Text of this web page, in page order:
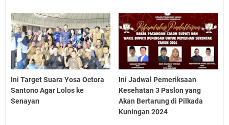
Ini Target Suara Yosa Octora
Santono Agar Lolos ke
Senayan
Ini Jadwal Pemeriksaan
Kesehatan 3 Paslon yang
Akan Bertarung di Pilkada
Kuningan 2024